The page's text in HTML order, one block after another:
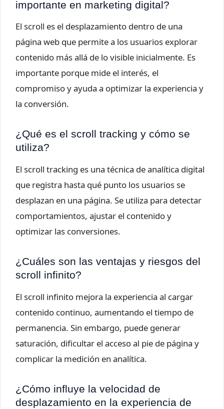
importante en marketing digital?
El scroll es el desplazamiento dentro de una
página web que permite a los usuarios explorar
contenido más allá de lo visible inicialmente. Es
importante porque mide el interés, el
compromiso y ayuda a optimizar la experiencia y
la conversión.
¿Qué es el scroll tracking y cómo se
utiliza?
El scroll tracking es una técnica de analítica digital
que registra hasta qué punto los usuarios se
desplazan en una página. Se utiliza para detectar
comportamientos, ajustar el contenido y
optimizar las conversiones.
¿Cuáles son las ventajas y riesgos del
scroll infinito?
El scroll infinito mejora la experiencia al cargar
contenido continuo, aumentando el tiempo de
permanencia. Sin embargo, puede generar
saturación, dificultar el acceso al pie de página y
complicar la medición en analítica.
¿Cómo influye la velocidad de
desplazamiento en la experiencia de